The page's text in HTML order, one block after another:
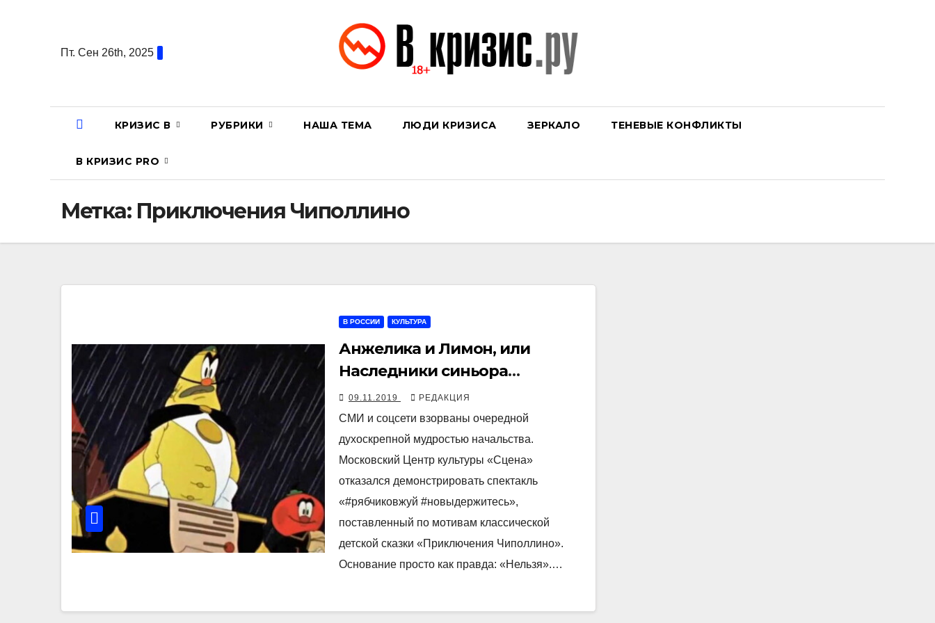
содержаниюПт. Сен 26th, 2025
КРИЗИС В РУБРИКИ НАША ТЕМА ЛЮДИ КРИЗИСА ЗЕРКАЛО ТЕНЕВЫЕ КОНФЛИКТЫ
В КРИЗИС PRO
Метка: Приключения Чиполлино
В РОССИИ КУЛЬТУРА
Анжелика и Лимон, или
Наследники синьора
Помидора
09.11.2019 РЕДАКЦИЯ
СМИ и соцсети взорваны очередной
духоскрепной мудростью начальства.
Московский Центр культуры «Сцена»
отказался демонстрировать спектакль
«#рябчиковжуй #новыдержитесь»,
поставленный по мотивам классической
детской сказки «Приключения Чиполлино».
Основание просто как правда: «Нельзя».…